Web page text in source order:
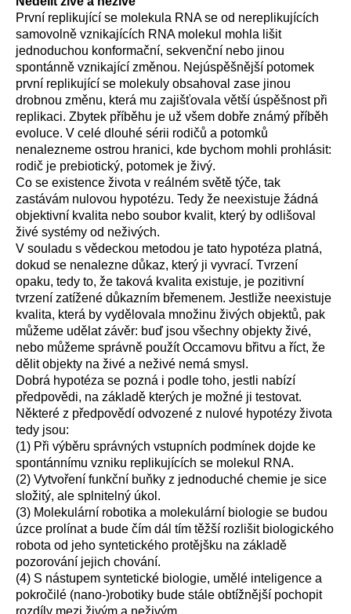
První replikující se molekula RNA se od nereplikujících
samovolně vznikajících RNA molekul mohla lišit
jednoduchou konformační, sekvenční nebo jinou
spontánně vznikající změnou. Nejúspěšnější potomek
první replikující se molekuly obsahoval zase jinou
drobnou změnu, která mu zajišťovala větší úspěšnost při
replikaci. Zbytek příběhu je už všem dobře známý příběh
evoluce. V celé dlouhé sérii rodičů a potomků
nenalezneme ostrou hranici, kde bychom mohli prohlásit:
rodič je prebiotický, potomek je živý.
Co se existence života v reálném světě týče, tak
zastávám nulovou hypotézu. Tedy že neexistuje žádná
objektivní kvalita nebo soubor kvalit, který by odlišoval
živé systémy od neživých.
V souladu s vědeckou metodou je tato hypotéza platná,
dokud se nenalezne důkaz, který ji vyvrací. Tvrzení
opaku, tedy to, že taková kvalita existuje, je pozitivní
tvrzení zatížené důkazním břemenem. Jestliže neexistuje
kvalita, která by vydělovala množinu živých objektů, pak
můžeme udělat závěr: buď jsou všechny objekty živé,
nebo můžeme správně použít Occamovu břitvu a říct, že
dělit objekty na živé a neživé nemá smysl.
Dobrá hypotéza se pozná i podle toho, jestli nabízí
předpovědi, na základě kterých je možné ji testovat.
Některé z předpovědí odvozené z nulové hypotézy života
tedy jsou:
(1) Při výběru správných vstupních podmínek dojde ke
spontánnímu vzniku replikujících se molekul RNA.
(2) Vytvoření funkční buňky z jednoduché chemie je sice
složitý, ale splnitelný úkol.
(3) Molekulární robotika a molekulární biologie se budou
úzce prolínat a bude čím dál tím těžší rozlišit biologického
robota od jeho syntetického protějšku na základě
pozorování jejich chování.
(4) S nástupem syntetické biologie, umělé inteligence a
pokročilé (nano-)robotiky bude stále obtížnější pochopit
rozdíly mezi živým a neživým.